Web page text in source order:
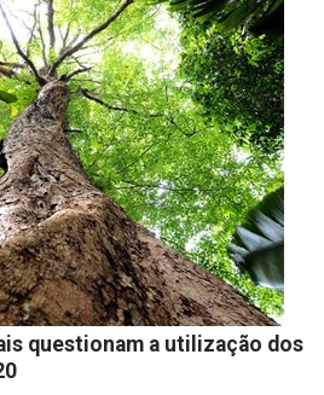
questionam a utilização dos